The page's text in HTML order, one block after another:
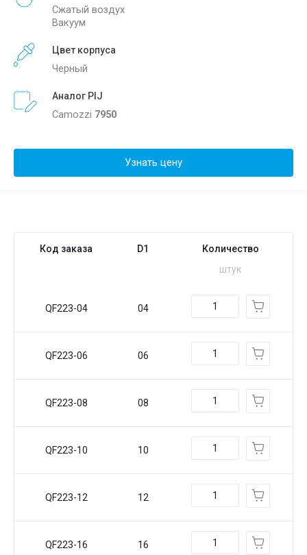
Сжатый воздух
Вакуум
Цвет корпуса
Черный
Аналог PIJ
Camozzi 7950
Узнать цену
Код заказа D1
Количество
штук
QF223-04 04
QF223-06 06
QF223-08 08
QF223-10 10
QF223-12 12
QF223-16 16